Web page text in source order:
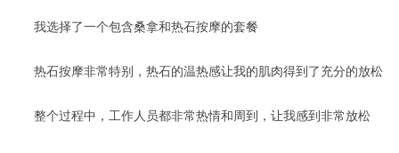
我选择了一个包含桑拿和热石按摩的套餐
热石按摩非常特别，热石的温热感让我的肌肉得到了充分的放松
整个过程中，工作人员都非常热情和周到，让我感到非常放松